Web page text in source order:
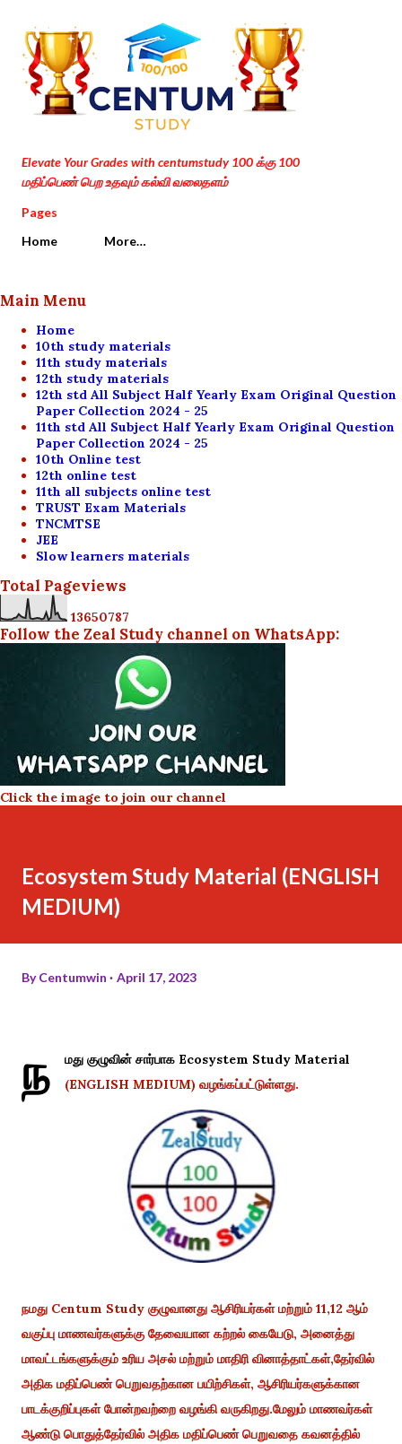
Skip to main content
Elevate Your Grades with centumstudy 100 க்கு 100
மதிப்பெண் பெற உதவும் கல்வி வலைதளம்
Pages
Home
More…
Main Menu
Home
10th study materials
11th study materials
12th study materials
12th std All Subject Half Yearly Exam Original Question
Paper Collection 2024 - 25
11th std All Subject Half Yearly Exam Original Question
Paper Collection 2024 - 25
10th Online test
12th online test
11th all subjects online test
TRUST Exam Materials
TNCMTSE
JEE
Slow learners materials
Total Pageviews
13650787
Follow the Zeal Study channel on WhatsApp:
Click the image to join our channel
Ecosystem Study Material (ENGLISH
MEDIUM)
ByCentumwin April 17, 2023
ந
மது குழுவின் சார்பாக Ecosystem Study Material
(ENGLISH MEDIUM) வழங்கப்பட்டுள்ளது.
நமது Centum Study குழுவானது ஆசிரியர்கள் மற்றும் 11,12 ஆம்
வகுப்பு மாணவர்களுக்கு தேவையான கற்றல் கையேடு, அனைத்து
மாவட்டங்களுக்கும் உரிய அசல் மற்றும் மாதிரி வினாத்தாட்கள்,தேர்வில்
அதிக மதிப்பெண் பெறுவதற்கான பயிற்சிகள், ஆசிரியர்களுக்கான
பாடக்குறிப்புகள் போன்றவற்றை வழங்கி வருகிறது.மேலும் மாணவர்கள்
ஆண்டு பொதுத்தேர்வில் அதிக மதிப்பெண் பெறுவதை கவனத்தில்